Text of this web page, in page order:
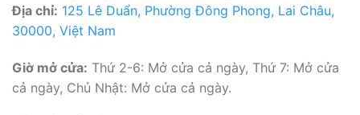
Địa chỉ: 125 Lê Duẩn, Phường Đông Phong, Lai Châu,
30000, Việt Nam
Giờ mở cửa: Thứ 2-6: Mở cửa cả ngày, Thứ 7: Mở cửa
cả ngày, Chủ Nhật: Mở cửa cả ngày.